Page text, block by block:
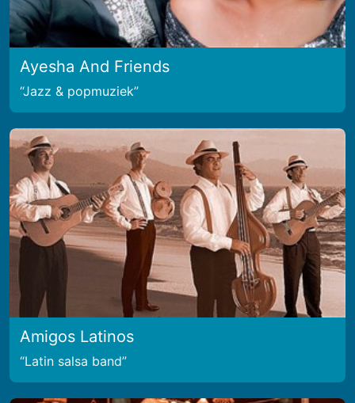
Ayesha And Friends
Jazz & popmuziek
Amigos Latinos
Latin salsa band